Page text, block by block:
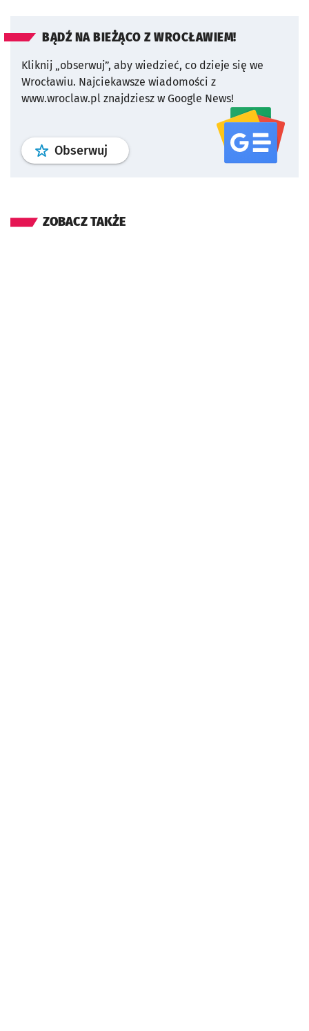
BĄDŹ NA BIEŻĄCO Z WROCŁAWIEM!
Kliknij „obserwuj”, aby wiedzieć, co dzieje się we
Wrocławiu. Najciekawsze wiadomości z
www.wroclaw.pl znajdziesz w Google News!
Obserwuj profil serwisu
ZOBACZ TAKŻE